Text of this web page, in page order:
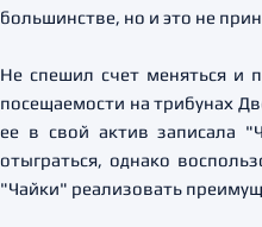
большинстве, но и это не
Не спешил счет меняться и
посещаемости на трибунах
ее в свой актив записала
отыграться, однако
"Чайки" реализовать